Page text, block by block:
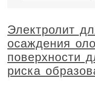
Электролит
осаждения
поверхности
риска